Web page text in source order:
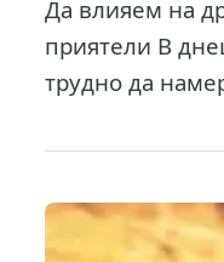
Да влияем на
приятели В
трудно да